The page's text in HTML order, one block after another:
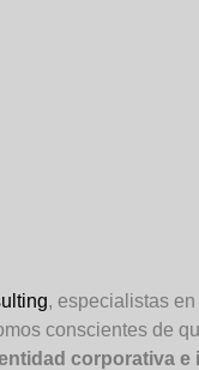
, especialistas en
conscientes de
corporativa e